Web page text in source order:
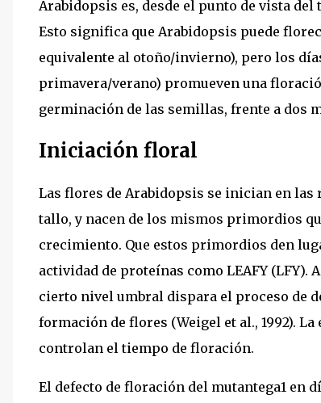
Arabidopsis es, desde el punto de vista
Esto significa que Arabidopsis puede
equivalente al otoño/invierno), pero los
primavera/verano) promueven una
germinación de las semillas, frente a dos
Iniciación floral
Las flores de Arabidopsis se inician en
tallo, y nacen de los mismos primordios
crecimiento. Que estos primordios den
actividad de proteínas como LEAFY
cierto nivel umbral dispara el proceso de
formación de flores (Weigel et al., 1992).
controlan el tiempo de floración.
El defecto de floración del mutantega1 en